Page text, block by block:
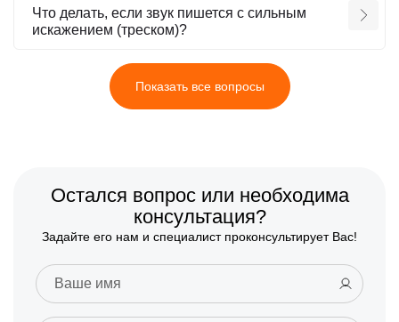
Что делать, если звук пишется с сильным
искажением (треском)?
Показать все вопросы
Остался вопрос или необходима
консультация?
Задайте его нам и специалист проконсультирует Вас!